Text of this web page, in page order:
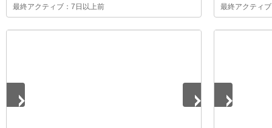
最終アクティブ：7日以上前 最終アクティ